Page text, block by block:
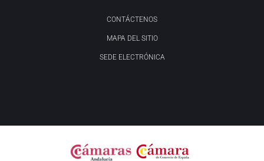
CONTÁCTENOS
MAPA DEL SITIO
SEDE ELECTRÓNICA